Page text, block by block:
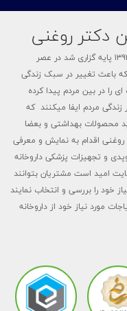
دکتر روغنی
اولین داروخانه اینترنتی استان فارس که در سال ۱۳۹۴ پایه گزاری شد در عصر
باعث تغییر در سبک زندگی
را در بین مردم پیدا کرده
مردم ایفا میکنند که
محصولات بهداشتی و بعضا
اقدام به نمایش و معرفی
و تجهیزات پزشکی داروخانه
امید است مشتریان بتوانند
خود را بررسی و انتخاب نمایند
مورد نیاز خود از داروخانه